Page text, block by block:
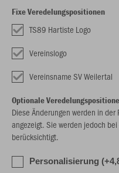
Fixe Veredelungspositionen
TS89 Hartiste Logo
Vereinslogo
Vereinsname SV Weilertal
Optionale
Diese Änderungen werden in
angezeigt. Sie werden jedoch
berücksichtigt.
Personalisierung